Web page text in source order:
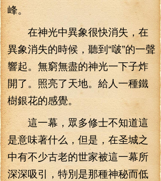
峰。
在神光中異象很快消失，在
異象消失的時候，聽到“啵”的一聲
響起。無窮無盡的神光一下子炸
開了。照亮了天地。給人一種鐵
樹銀花的感覺。
這一幕，眾多修士不知道這
是意味著什么，但是，在圣城之
中有不少古老的世家被這一幕所
深深吸引，特別是那種神秘而低